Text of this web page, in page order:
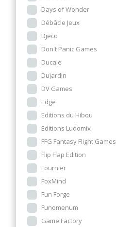
Days of Wonder
Débâcle Jeux
Djeco
Don't Panic Games
Ducale
Dujardin
DV Games
Edge
Editions du Hibou
Editions Ludomix
FFG Fantasy Flight Games
Flip Flap Edition
Fournier
FoxMind
Fun Forge
Funomenum
Game Factory